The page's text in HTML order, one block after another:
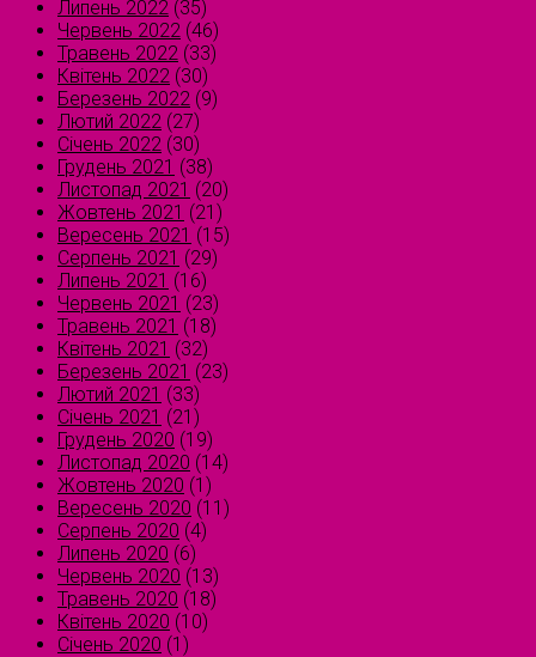
Липень 2022 (35)
Червень 2022 (46)
Травень 2022 (33)
Квітень 2022 (30)
Березень 2022 (9)
Лютий 2022 (27)
Січень 2022 (30)
Грудень 2021 (38)
Листопад 2021 (20)
Жовтень 2021 (21)
Вересень 2021 (15)
Серпень 2021 (29)
Липень 2021 (16)
Червень 2021 (23)
Травень 2021 (18)
Квітень 2021 (32)
Березень 2021 (23)
Лютий 2021 (33)
Січень 2021 (21)
Грудень 2020 (19)
Листопад 2020 (14)
Жовтень 2020 (1)
Вересень 2020 (11)
Серпень 2020 (4)
Липень 2020 (6)
Червень 2020 (13)
Травень 2020 (18)
Квітень 2020 (10)
Січень 2020 (1)